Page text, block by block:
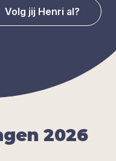
Volg jij Henri al?
2026